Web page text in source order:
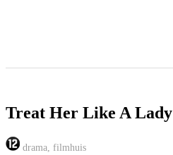
Treat Her Like A Lady
drama, filmhuis